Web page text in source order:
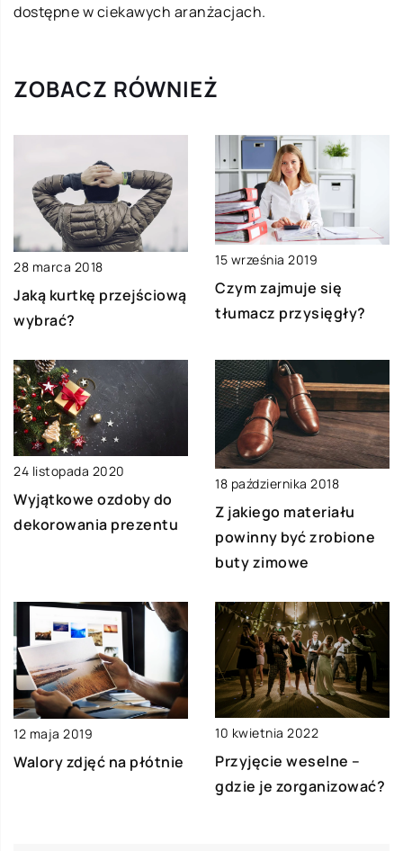
dostępne w ciekawych aranżacjach.
ZOBACZ RÓWNIEŻ
28 marca 2018
Jaką kurtkę przejściową
wybrać?
15 września 2019
Czym zajmuje się
tłumacz przysięgły?
24 listopada 2020
Wyjątkowe ozdoby do
dekorowania prezentu
18 października 2018
Z jakiego materiału
powinny być zrobione
buty zimowe
12 maja 2019
Walory zdjęć na płótnie
10 kwietnia 2022
Przyjęcie weselne –
gdzie je zorganizować?